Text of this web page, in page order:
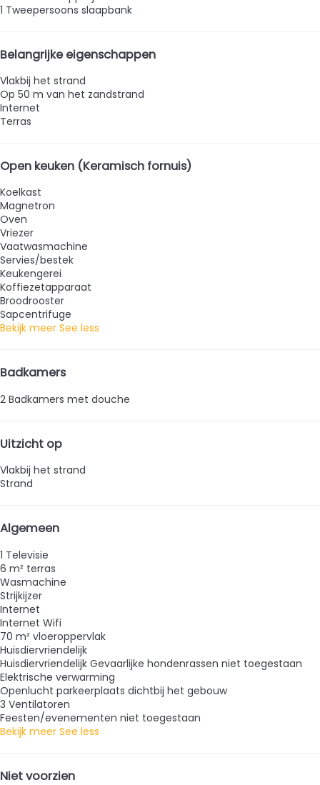
1 Tweepersoons slaapbank
Belangrijke eigenschappen
Vlakbij het strand
Op 50 m van het zandstrand
Internet
Terras
Open keuken (Keramisch fornuis)
Koelkast
Magnetron
Oven
Vriezer
Vaatwasmachine
Servies/bestek
Keukengerei
Koffiezetapparaat
Broodrooster
Sapcentrifuge
Bekijk meer See less
Badkamers
2 Badkamers met douche
Uitzicht op
Vlakbij het strand
Strand
Algemeen
1 Televisie
6 m² terras
Wasmachine
Strijkijzer
Internet
Internet Wifi
70 m² vloeroppervlak
Huisdiervriendelijk
Huisdiervriendelijk Gevaarlijke hondenrassen niet toegestaan
Elektrische verwarming
Openlucht parkeerplaats dichtbij het gebouw
3 Ventilatoren
Feesten/evenementen niet toegestaan
Bekijk meer See less
Niet voorzien